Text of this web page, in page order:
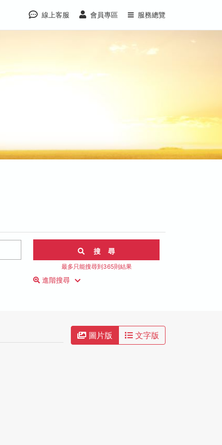
會員專區 服務總覽
線上客服
搜 尋
最多只能搜尋到365則結果
進階搜尋
圖片版 文字版